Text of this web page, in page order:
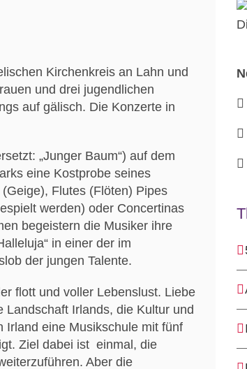
Kirchenkreis an Lahn und
und drei jugendlichen
auf gälisch. Die Konzerte in
„Junger Baum“) auf dem
eine Kostprobe seines
Flutes (Flöten) Pipes
werden) oder Concertinas
begeistern die Musiker ihre
in einer der im
der jungen Talente.
flott und voller Lebenslust. Liebe
Irlands, die Kultur und
Irland eine Musikschule mit fünf
Ziel dabei ist einmal, die
Aber die